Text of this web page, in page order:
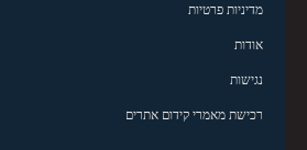
מדיניות פרטיות
אודות
נגישות
רכישת מאמרי קידום אתרים